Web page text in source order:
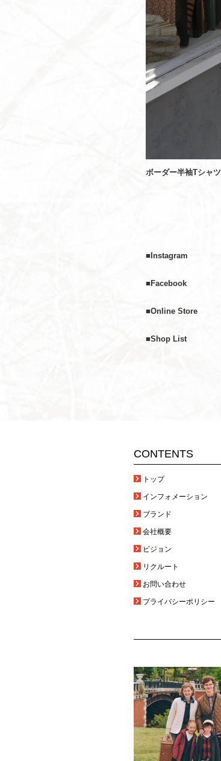
ボーダー半袖Tシャツ
■ Instagram
■ Facebook
■Online Store
■Shop List
CONTENTS
トップ
インフォメーション
ブランド
会社概要
ビジョン
リクルート
お問い合わせ
プライバシーポリシー